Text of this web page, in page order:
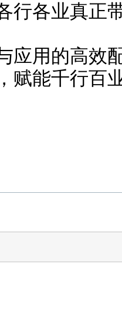
行各业真正
应用的高效
赋能千行百